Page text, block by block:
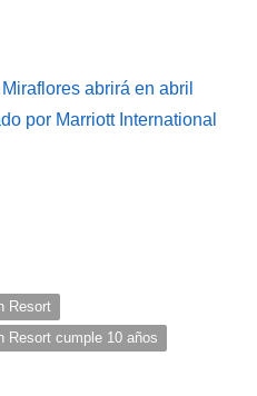
abrirá en abril
por Marriott International
Resort
Resort cumple 10 años